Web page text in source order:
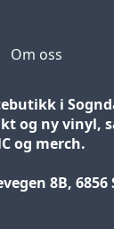
Om oss
i
og ny vinyl,
og merch.
8B, 6856